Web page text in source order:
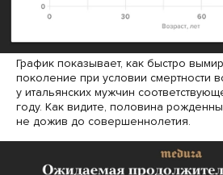
График показывает, как быстро
поколение при условии смертности
у итальянских мужчин
году. Как видите, половина
не дожив до совершеннолетия.